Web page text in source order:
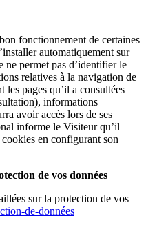
fonctionnement de certaines
automatiquement sur
permet pas d’identifier le
relatives à la navigation de
les pages qu’il a consultées
informations
avoir accès lors de ses
informe le Visiteur qu’il
cookies en configurant son
de vos données
sur la protection de vos
de-données